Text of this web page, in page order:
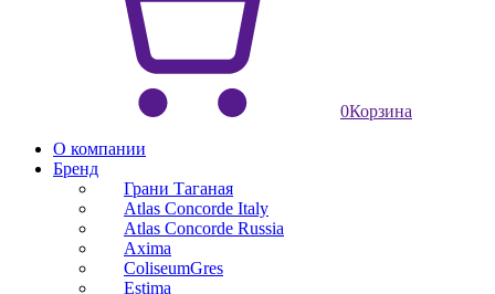
0Корзина
О компании
Бренд
Грани Таганая
Atlas Concorde Italy
Atlas Concorde Russia
Axima
ColiseumGres
Estima